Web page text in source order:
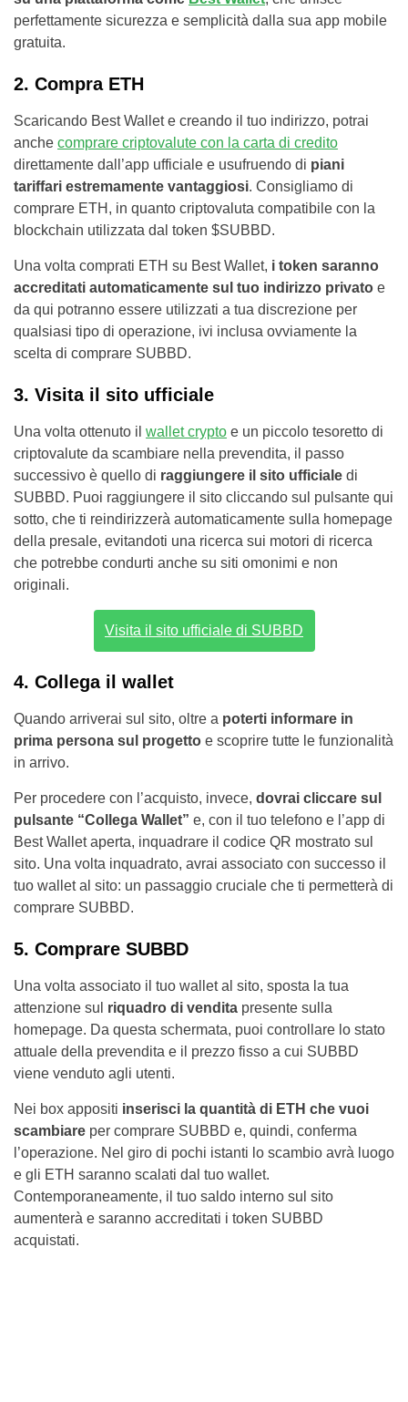
perfettamente sicurezza e semplicità dalla sua app mobile
gratuita.
2. Compra ETH
Scaricando Best Wallet e creando il tuo indirizzo, potrai
anche comprare criptovalute con la carta di credito
direttamente dall’app ufficiale e usufruendo di piani
tariffari estremamente vantaggiosi. Consigliamo di
comprare ETH, in quanto criptovaluta compatibile con la
blockchain utilizzata dal token $SUBBD.
Una volta comprati ETH su Best Wallet, i token saranno
accreditati automaticamente sul tuo indirizzo privato e
da qui potranno essere utilizzati a tua discrezione per
qualsiasi tipo di operazione, ivi inclusa ovviamente la
scelta di comprare SUBBD.
3. Visita il sito ufficiale
Una volta ottenuto il wallet crypto e un piccolo tesoretto di
criptovalute da scambiare nella prevendita, il passo
successivo è quello di raggiungere il sito ufficiale di
SUBBD. Puoi raggiungere il sito cliccando sul pulsante qui
sotto, che ti reindirizzerà automaticamente sulla homepage
della presale, evitandoti una ricerca sui motori di ricerca
che potrebbe condurti anche su siti omonimi e non
originali.
Visita il sito ufficiale di SUBBD
4. Collega il wallet
Quando arriverai sul sito, oltre a poterti informare in
prima persona sul progetto e scoprire tutte le funzionalità
in arrivo.
Per procedere con l’acquisto, invece, dovrai cliccare sul
pulsante “Collega Wallet” e, con il tuo telefono e l’app di
Best Wallet aperta, inquadrare il codice QR mostrato sul
sito. Una volta inquadrato, avrai associato con successo il
tuo wallet al sito: un passaggio cruciale che ti permetterà di
comprare SUBBD.
5. Comprare SUBBD
Una volta associato il tuo wallet al sito, sposta la tua
attenzione sul riquadro di vendita presente sulla
homepage. Da questa schermata, puoi controllare lo stato
attuale della prevendita e il prezzo fisso a cui SUBBD
viene venduto agli utenti.
Nei box appositi inserisci la quantità di ETH che vuoi
scambiare per comprare SUBBD e, quindi, conferma
l’operazione. Nel giro di pochi istanti lo scambio avrà luogo
e gli ETH saranno scalati dal tuo wallet.
Contemporaneamente, il tuo saldo interno sul sito
aumenterà e saranno accreditati i token SUBBD
acquistati.